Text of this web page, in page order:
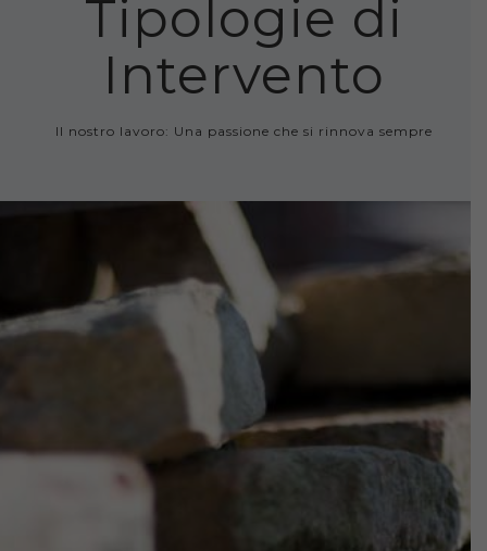
Tipologie di
Intervento
Il nostro lavoro: Una passione che si rinnova sempre